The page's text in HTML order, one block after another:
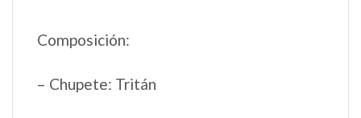
Composición:
– Chupete: Tritán